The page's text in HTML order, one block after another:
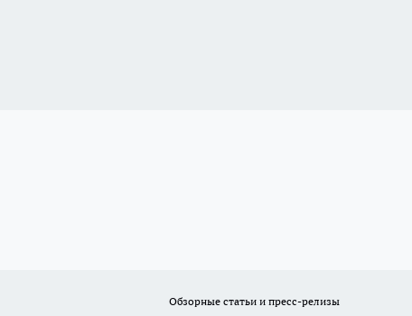
Обзорные статьи и пресс-релизы